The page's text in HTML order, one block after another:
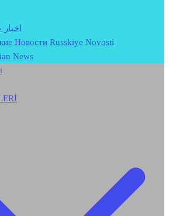
Новости Russkiye Novosti
News